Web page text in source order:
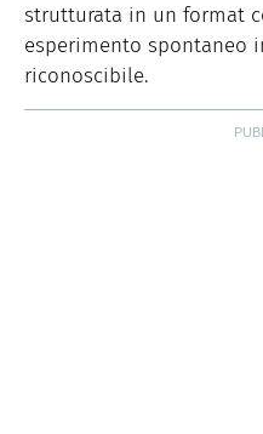
strutturata in un format
esperimento spontaneo
riconoscibile.